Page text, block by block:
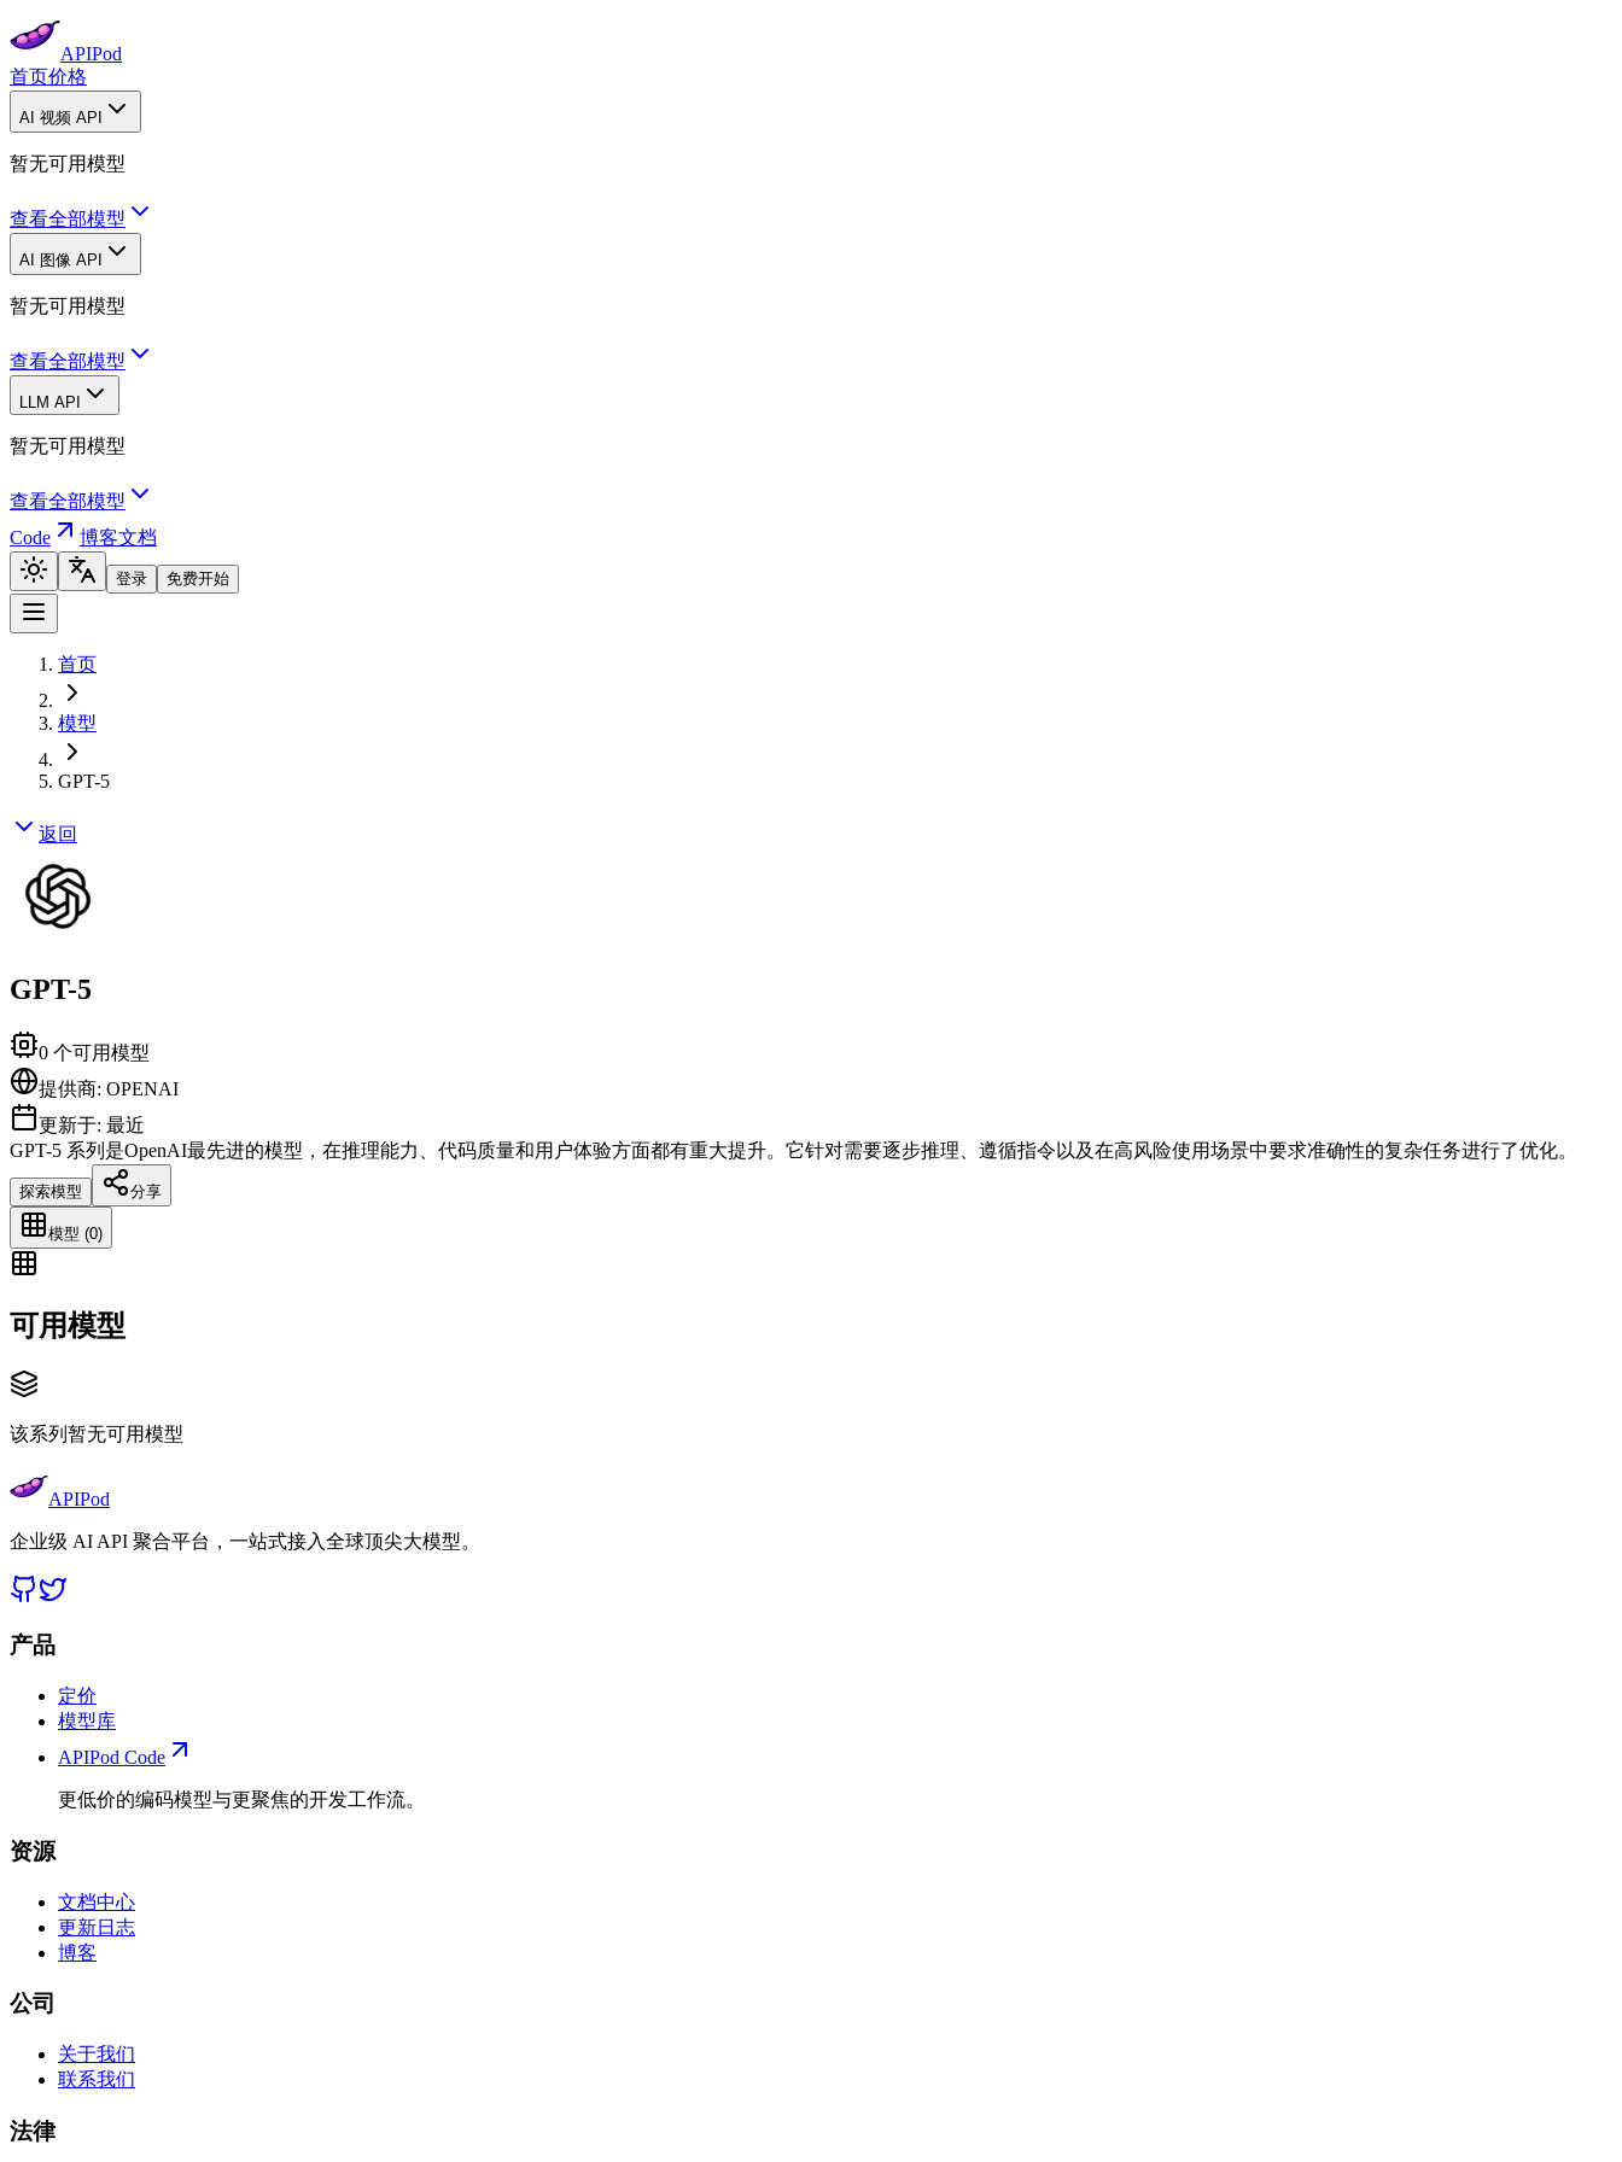
APIPod
首页价格
AI 视频 API
暂无可用模型
查看全部模型
AI 图像 API
暂无可用模型
查看全部模型
LLM API
暂无可用模型
查看全部模型
Code
博客文档
登录 免费开始
首页
模型
GPT-5
返回
GPT-5
0 个可用模型
提供商: OPENAI
更新于: 最近
GPT-5 系列是OpenAI最先进的模型，在推理能力、代码质量和用户体验方面都有重大提升。它针对需要逐步推理、遵循指令以及在高风险使用场景中要求准确性的复杂任务进行了优化。
探索模型 分享
模型 (0)
可用模型
该系列暂无可用模型
APIPod
企业级 AI API 聚合平台，一站式接入全球顶尖大模型。
产品
定价
模型库
APIPod Code
更低价的编码模型与更聚焦的开发工作流。
资源
文档中心
更新日志
博客
公司
关于我们
联系我们
法律